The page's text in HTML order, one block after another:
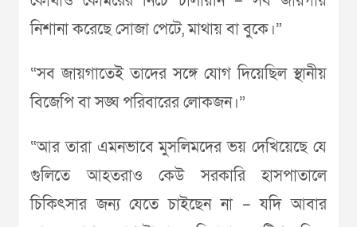
নিশানা করেছে সোজা পেটে, মাথায় বা বুকে।”
“সব জায়গাতেই তাদের সঙ্গে যোগ দিয়েছিল স্থানীয়
বিজেপি বা সঙ্ঘ পরিবারের লোকজন।”
“আর তারা এমনভাবে মুসলিমদের ভয় দেখিয়েছে যে
গুলিতে আহতরাও কেউ সরকারি হাসপাতালে
চিকিৎসার জন্য যেতে চাইছেন না – যদি আবার